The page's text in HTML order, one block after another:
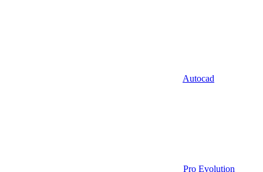
Autocad
Pro Evolution